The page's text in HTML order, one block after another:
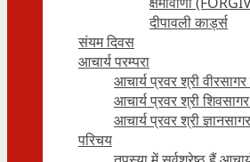
दीपावली कार्ड्स
संयम दिवस
आचार्य परम्परा
आचार्य प्रवर श्री
आचार्य प्रवर श्री
आचार्य प्रवर श्री
परिचय